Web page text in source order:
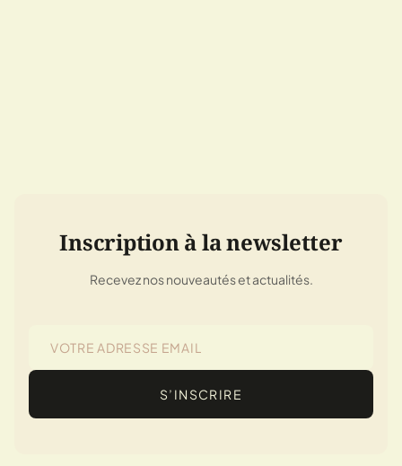
Inscription à la newsletter
Recevez nos nouveautés et actualités.
S’INSCRIRE